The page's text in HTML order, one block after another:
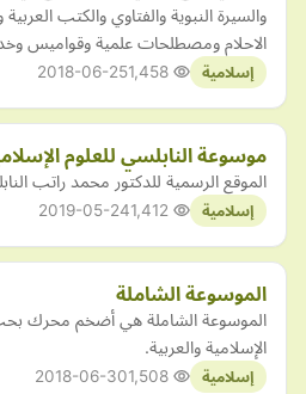
والسيرة النبوية والفتاوي والكتب
الاحلام ومصطلحات علمية وقواميس
إسلامية 2018-06-25
موسوعة النابلسي للعلوم
الموقع الرسمية للدكتور محمد راتب
إسلامية 2019-05-24
الموسوعة الشاملة
الموسوعة الشاملة هي أضخم محرك
الإسلامية والعربية.
إسلامية 2018-06-30